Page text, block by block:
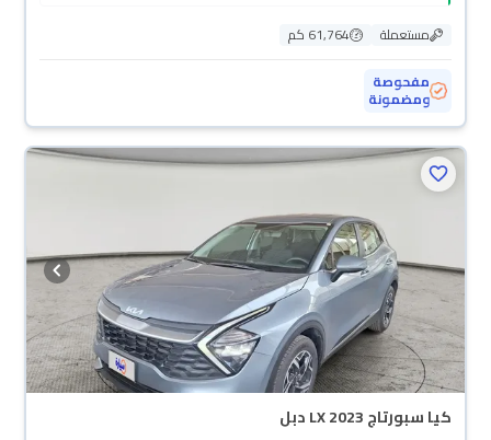
مستعملة
61,764 كم
مفحوصة
ومضمونة
كيا سبورتاج LX 2023 دبل